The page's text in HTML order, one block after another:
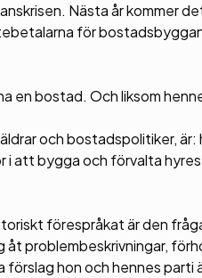
Nästa år kommer
för
en bostad. Och liksom
och bostadspolitiker, är:
i att bygga och förvalta
förespråkat är den
problembeskrivningar,
hon och hennes parti